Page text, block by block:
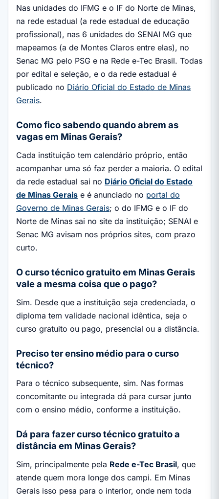
Nas unidades do IFMG e o IF do Norte de Minas,
na rede estadual (a rede estadual de educação
profissional), nas 6 unidades do SENAI MG que
mapeamos (a de Montes Claros entre elas), no
Senac MG pelo PSG e na Rede e-Tec Brasil. Todas
por edital e seleção, e o da rede estadual é
publicado no Diário Oficial do Estado de Minas
Gerais.
Como fico sabendo quando abrem as
vagas em Minas Gerais?
Cada instituição tem calendário próprio, então
acompanhar uma só faz perder a maioria. O edital
da rede estadual sai no Diário Oficial do Estado
de Minas Gerais e é anunciado no portal do
Governo de Minas Gerais; o do IFMG e o IF do
Norte de Minas sai no site da instituição; SENAI e
Senac MG avisam nos próprios sites, com prazo
curto.
O curso técnico gratuito em Minas Gerais
vale a mesma coisa que o pago?
Sim. Desde que a instituição seja credenciada, o
diploma tem validade nacional idêntica, seja o
curso gratuito ou pago, presencial ou a distância.
Preciso ter ensino médio para o curso
técnico?
Para o técnico subsequente, sim. Nas formas
concomitante ou integrada dá para cursar junto
com o ensino médio, conforme a instituição.
Dá para fazer curso técnico gratuito a
distância em Minas Gerais?
Sim, principalmente pela Rede e-Tec Brasil, que
atende quem mora longe dos campi. Em Minas
Gerais isso pesa para o interior, onde nem toda